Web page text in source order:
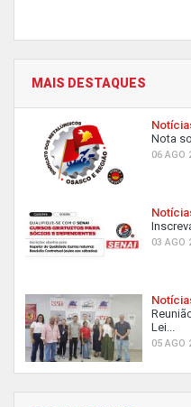
MAIS DESTAQUES
Nota
06 AGO
03 AGO
Lei...
05 AGO